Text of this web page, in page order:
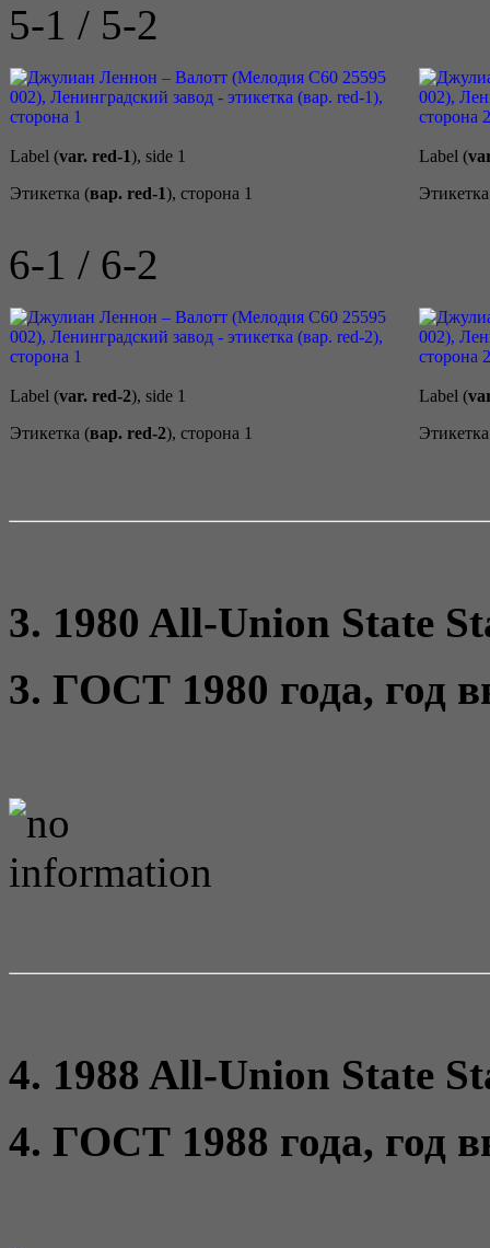
5-1 / 5-2
Label (var. red-1), side 1
Этикетка (вар. red-1), сторона 1
Label (
6-1 / 6-2
Label (var. red-2), side 1
Этикетка (вар. red-2), сторона 1
Label (
3. 1980 All-Union State
3. ГОСТ 1980 года, год
4. 1988 All-Union State
4. ГОСТ 1988 года, год